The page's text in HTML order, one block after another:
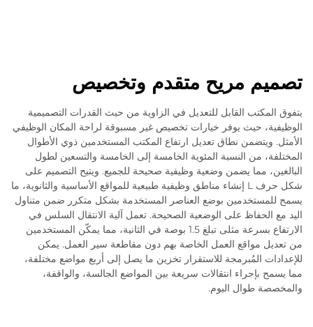
تصميم مريح متقدم وتخصيص
يتفوق المكتب القابل للتعديل في الزاوية من حيث القدرات التصميمية
الوظيفية، حيث يوفر خيارات تخصيص غير مسبوقة لراحة المكان الوظيفي
الأمثل. ويتضمن نطاق تعديل ارتفاع المكتب المستخدمين ذوي الأطوال
المختلفة، من النسبة المئوية الخامسة إلى الخامسة والتسعين لطول
البالغين، مما يضمن وضعية وظيفية صحيحة للجميع. ويتيح التصميم على
شكل حرف L إنشاء مناطق وظيفية طبيعية للمواقع الأساسية والثانوية، ما
يسمح للمستخدمين بوضع العناصر المستخدمة بشكل متكرر ضمن متناول
اليد مع الحفاظ على الوضعية الصحيحة. تعمل آلية الانتقال السلس في
الارتفاع بسرعة مثلى تبلغ 1.5 بوصة في الثانية، مما يمكّن المستخدمين
من تعديل مواقع العمل الخاصة بهم دون مقاطعة سير العمل. يمكن
للإعدادات المُبرمجة للاستقرار تخزين ما يصل إلى أربع مواضع مختلفة،
مما يسمح بإجراء انتقالات سريعة بين المواضع الجالسة، والواقفة،
والمخصصة طوال اليوم.